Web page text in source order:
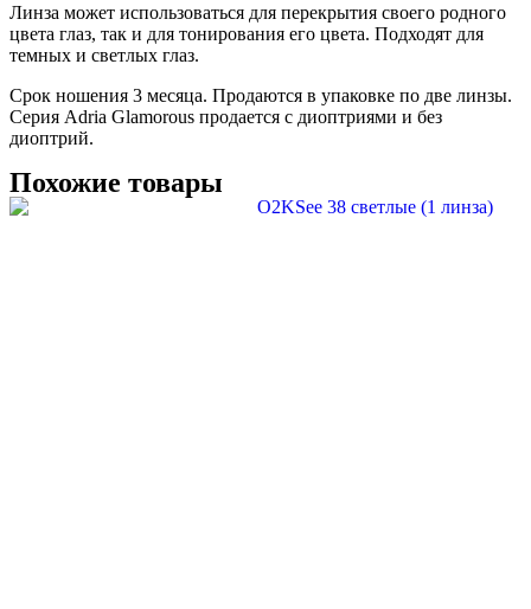
Линза может использоваться для перекрытия своего родного
цвета глаз, так и для тонирования его цвета. Подходят для
темных и светлых глаз.
Срок ношения 3 месяца. Продаются в упаковке по две линзы.
Серия Adria Glamorous продается с диоптриями и без
диоптрий.
Похожие товары